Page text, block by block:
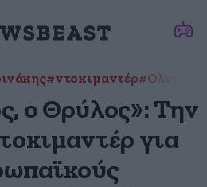
#ντοκιμαντέρ
ο Θρύλος»: Την
για